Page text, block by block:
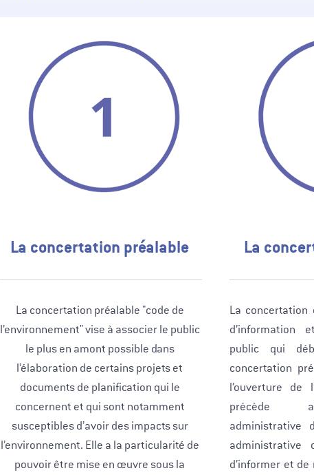
La concertation préalable
La concertation préalable "code de
l’environnement" vise à associer le public
le plus en amont possible dans
l’élaboration de certains projets et
documents de planification qui le
concernent et qui sont notamment
susceptibles d’avoir des impacts sur
l’environnement. Elle a la particularité de
pouvoir être mise en œuvre sous la
La
La concertation
d’information
public qui
concertation
l’ouverture de
précède
administrative
administrative
d’informer et